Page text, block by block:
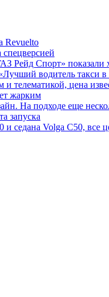
Revuelto
спецверсией
Рейд Спорт» показали
водитель такси в
телематикой, цена
жарким
На подходе еще
запуска
седана Volga C50, все